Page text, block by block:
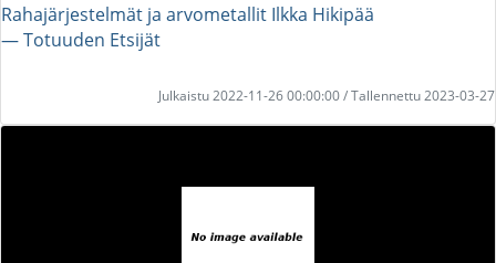
Rahajärjestelmät ja arvometallit Ilkka Hikipää
― Totuuden Etsijät
Julkaistu 2022-11-26 00:00:00 / Tallennettu 2023-03-27